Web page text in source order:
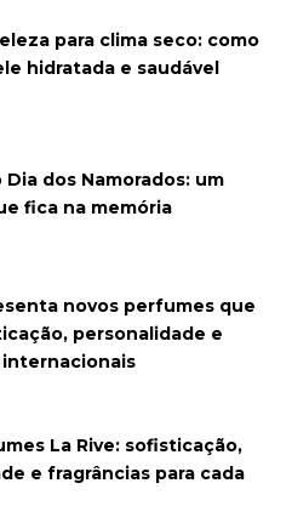
para clima seco: como
hidratada e saudável
dos Namorados: um
fica na memória
novos perfumes que
personalidade e
La Rive: sofisticação,
e fragrâncias para cada